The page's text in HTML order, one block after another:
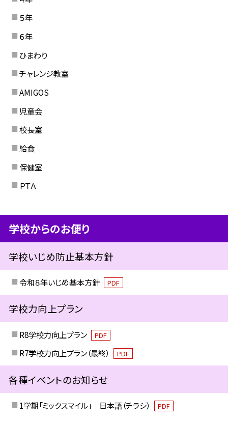
５年
６年
ひまわり
チャレンジ教室
AMIGOS
児童会
校長室
給食
保健室
ＰＴＡ
学校からのお便り
学校いじめ防止基本方針
令和８年いじめ基本方針 PDF
学校力向上プラン
R8学校力向上プラン PDF
R7学校力向上プラン（最終） PDF
各種イベントのお知らせ
1学期「ミックスマイル」 日本語（チラシ） PDF